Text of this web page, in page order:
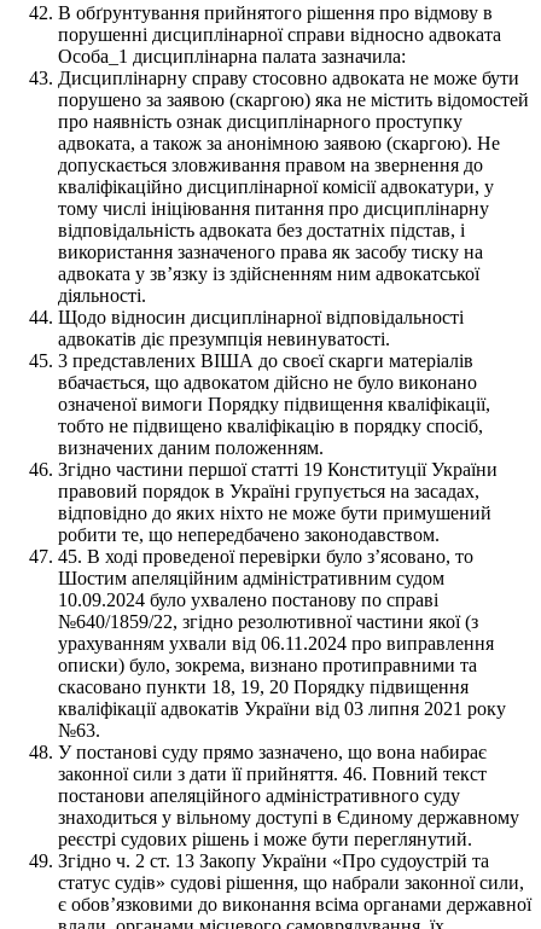
В обґрунтування прийнятого рішення про відмову в
порушенні дисциплінарної справи відносно адвоката
Особа_1 дисциплінарна палата зазначила:
Дисциплінарну справу стосовно адвоката не може бути
порушено за заявою (скаргою) яка не містить відомостей
про наявність ознак дисциплінарного проступку
адвоката, а також за анонімною заявою (скаргою). Не
допускається зловживання правом на звернення до
кваліфікаційно дисциплінарної комісії адвокатури, у
тому числі ініціювання питання про дисциплінарну
відповідальність адвоката без достатніх підстав, і
використання зазначеного права як засобу тиску на
адвоката у звʼязку із здійсненням ним адвокатської
діяльності.
Щодо відносин дисциплінарної відповідальності
адвокатів діє презумпція невинуватості.
3 представлених ВІША до своєї скарги матеріалів
вбачається, що адвокатом дійсно не було виконано
означеної вимоги Порядку підвищення кваліфікації,
тобто не підвищено кваліфікацію в порядку спосіб,
визначених даним положенням.
Згідно частини першої статті 19 Конституції України
правовий порядок в Україні групується на засадах,
відповідно до яких ніхто не може бути примушений
робити те, що непередбачено законодавством.
45. В ході проведеної перевірки було з’ясовано, то
Шостим апеляційним адміністративним судом
10.09.2024 було ухвалено постанову по справі
№640/1859/22, згідно резолютивної частини якої (з
урахуванням ухвали від 06.11.2024 про виправлення
описки) було, зокрема, визнано протиправними та
скасовано пункти 18, 19, 20 Порядку підвищення
кваліфікації адвокатів України від 03 липня 2021 року
№63.
У постанові суду прямо зазначено, що вона набирає
законної сили з дати її прийняття. 46. Повний текст
постанови апеляційного адміністративного суду
знаходиться у вільному доступі в Єдиному державному
реєстрі судових рішень і може бути переглянутий.
Згідно ч. 2 ст. 13 Закопу України «Про судоустрій та
статус судів» судові рішення, що набрали законної сили,
є обов’язковими до виконання всіма органами державної